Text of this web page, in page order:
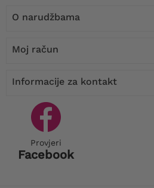
O narudžbama
Moj račun
Informacije za kontakt
Provjeri
Facebook